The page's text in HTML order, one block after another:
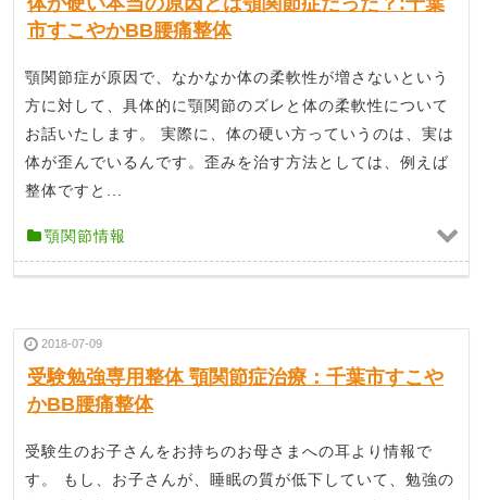
市すこやかBB腰痛整体
顎関節症が原因で、なかなか体の柔軟性が増さないという
方に対して、具体的に顎関節のズレと体の柔軟性について
お話いたします。 実際に、体の硬い方っていうのは、実は
体が歪んでいるんです。歪みを治す方法としては、例えば
整体ですと...
顎関節情報
2018-07-09
受験勉強専用整体 顎関節症治療：千葉市すこや
かBB腰痛整体
受験生のお子さんをお持ちのお母さまへの耳より情報で
す。 もし、お子さんが、睡眠の質が低下していて、勉強の